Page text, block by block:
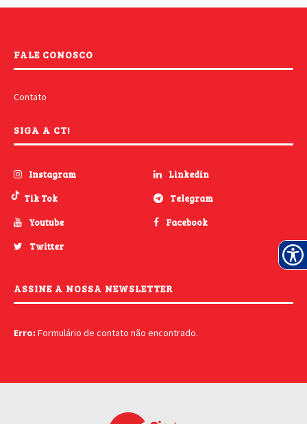
FALE CONOSCO
Contato
SIGA A CT!
Instagram
Linkedin
Tik Tok
Telegram
Youtube
Facebook
Twitter
ASSINE A NOSSA NEWSLETTER
Erro: Formulário de contato não encontrado.